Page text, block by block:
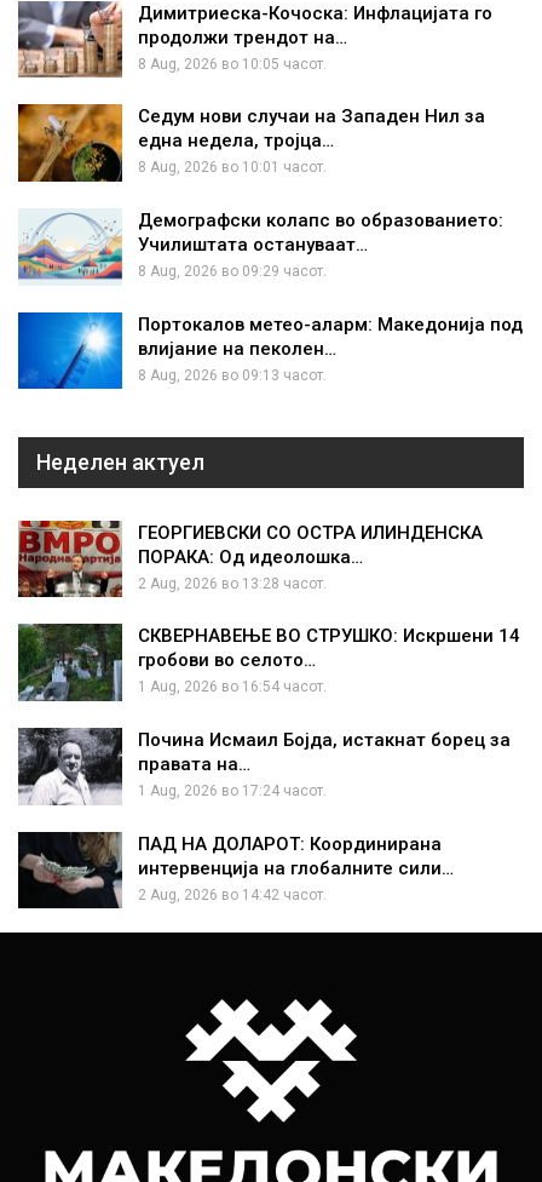
Димитриеска-Кочоска: Инфлацијата го
продолжи трендот на…
8 Aug, 2026 во 10:05 часот.
Седум нови случаи на Западен Нил за
една недела, тројца…
8 Aug, 2026 во 10:01 часот.
Демографски колапс во образованието:
Училиштата остануваат…
8 Aug, 2026 во 09:29 часот.
Портокалов метео-аларм: Македонија под
влијание на пеколен…
8 Aug, 2026 во 09:13 часот.
Неделен актуел
ГЕОРГИЕВСКИ СО ОСТРА ИЛИНДЕНСКА
ПОРАКА: Од идеолошка…
2 Aug, 2026 во 13:28 часот.
СКВЕРНАВЕЊЕ ВО СТРУШКО: Искршени 14
гробови во селото…
1 Aug, 2026 во 16:54 часот.
Почина Исмаил Бојда, истакнат борец за
правата на…
1 Aug, 2026 во 17:24 часот.
ПАД НА ДОЛАРОТ: Координирана
интервенција на глобалните сили…
2 Aug, 2026 во 14:42 часот.